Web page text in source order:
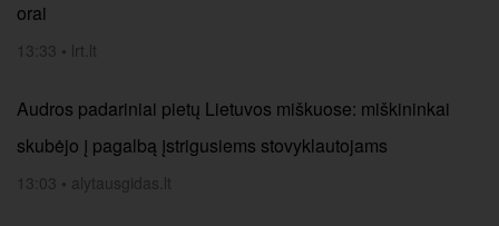
orai
13:33 • lrt.lt
Audros padariniai pietų Lietuvos miškuose: miškininkai
skubėjo į pagalbą įstrigusiems stovyklautojams
13:03 • alytausgidas.lt